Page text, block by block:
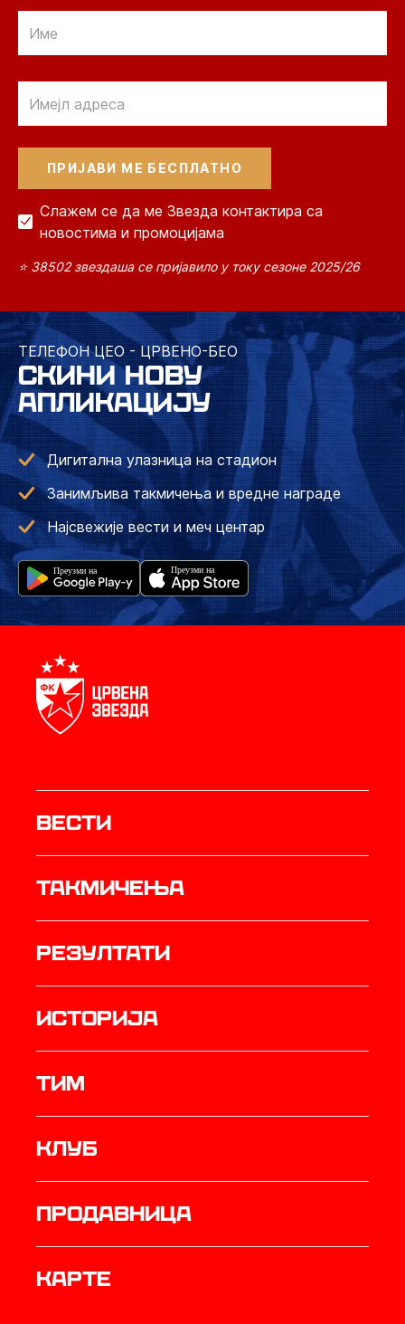
Слажем се да ме Звезда контактира са
новостима и промоцијама
⭐ 38502 звездаша се пријавило у току сезоне 2025/26
ТЕЛЕФОН ЦЕО - ЦРВЕНО-БЕО
СКИНИ НОВУ
АПЛИКАЦИЈУ
Дигитална улазница на стадион
Занимљива такмичења и вредне награде
Најсвежије вести и меч центар
Вести
Такмичења
резултати
историја
ТИМ
Клуб
продавница
Карте